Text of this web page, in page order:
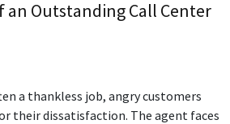
Outstanding Call Center
a thankless job, angry customers
their dissatisfaction. The agent faces